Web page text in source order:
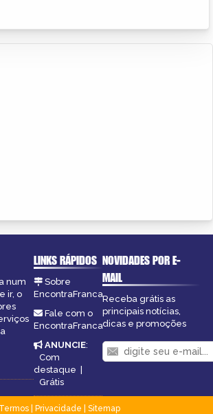
num
ir, o
LINKS RÁPIDOS
Sobre
EncontraFranca
Fale com o
EncontraFranca
ANUNCIE:
Com
destaque |
Grátis
NOVIDADES POR E-
MAIL
Receba grátis as
principais notícias,
dicas e promoções
Termos| Privacidade
Sitemap